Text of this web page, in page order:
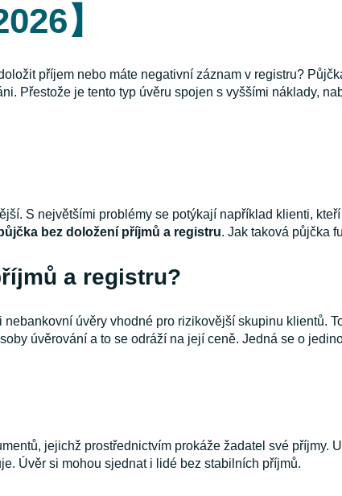
】
příjem nebo máte negativní záznam v registru?
Přestože je tento typ úvěru spojen s vyššími náklady,
S největšími problémy se potýkají například klienti,
bez doložení příjmů a registru. Jak taková půjčka
a registru?
nebankovní úvěry vhodné pro rizikovější skupinu klientů.
úvěrování a to se odráží na její ceně. Jedná se o
jejichž prostřednictvím prokáže žadatel své příjmy. U
Úvěr si mohou sjednat i lidé bez stabilních příjmů.